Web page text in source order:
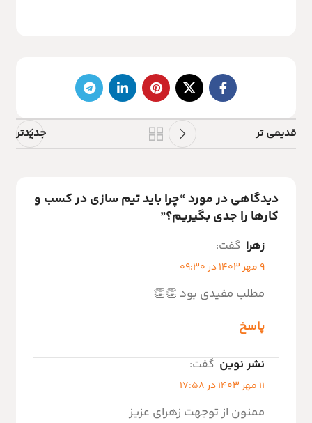
جدیدتر قدیمی تر
دیدگاهی در مورد “چرا باید تیم سازی در کسب و
کارها را جدی بگیریم؟”
زهرا گفت:
9 مهر 1403 در 09:30
مطلب مفیدی بود 👏👏
پاسخ
نشر نوین گفت:
11 مهر 1403 در 17:58
ممنون از توجهت زهرای عزیز